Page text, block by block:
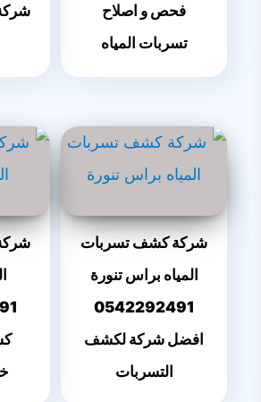
فحص و اصلاح
تسربات المياه
شركة كشف تسربات
المياه براس تنورة
0542292491
افضل شركة لكشف
التسربات